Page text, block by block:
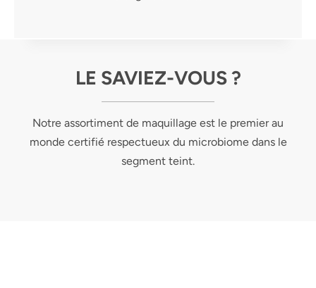
LE SAVIEZ-VOUS ?
Notre assortiment de maquillage est le premier au
monde certifié respectueux du microbiome dans le
segment teint.